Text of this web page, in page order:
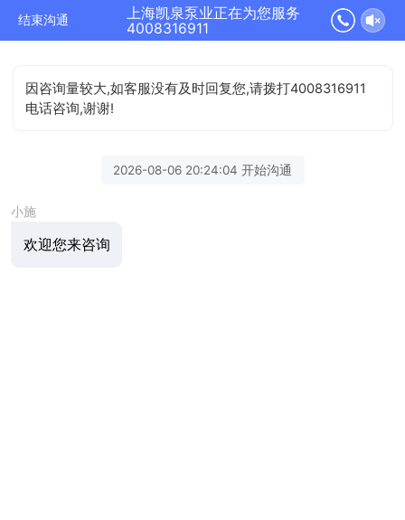
结束沟通
上海凯泉泵业正在为您服务
4008316911
因咨询量较大,如客服没有及时回复您,请拨打4008316911
电话咨询,谢谢!
2026-08-06 20:24:04 开始沟通
小施
欢迎您来咨询